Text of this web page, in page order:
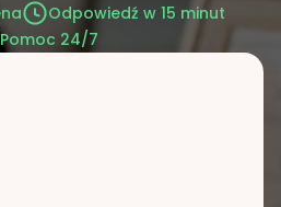
Odpowiedź w 15 minut
Pomoc 24/7